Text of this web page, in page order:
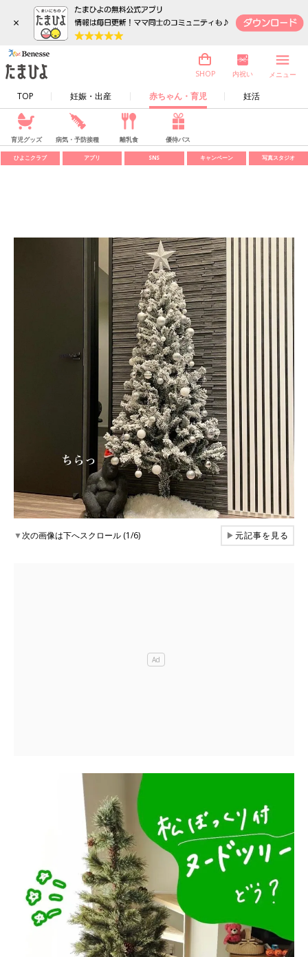
×
TOP 妊娠・出産 赤ちゃん・育児 妊活
SHOP 内祝い メニュー
育児グッズ 病気・予防接種 離乳食 優待パス
ひよこクラブ アプリ SNS キャンペーン 写真スタジオ
▼次の画像は下へスクロール (1/6) ▶元記事を見る